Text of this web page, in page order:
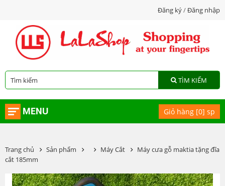
Đăng ký/Đăng nhập
TÌM KIẾM
MENU Giỏ hàng [0] sp
Trang chủ Sản phẩm Máy Cắt
Máy cưa gỗ maktia tặng đĩa
cắt 185mm